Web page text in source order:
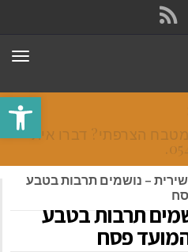
פתח
הצרפתי? דברו איתי
– נושמים תרבות בטבע
תרבות בטבע
פסח